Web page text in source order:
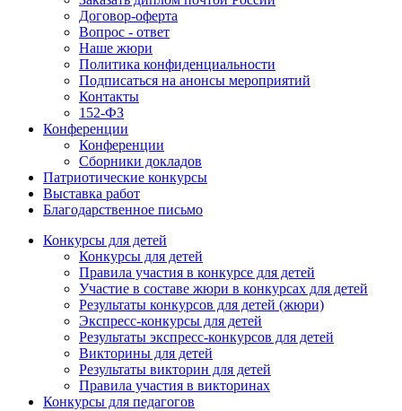
Договор-оферта
Вопрос - ответ
Наше жюри
Политика конфиденциальности
Подписаться на анонсы мероприятий
Контакты
152-ФЗ
Конференции
Конференции
Сборники докладов
Патриотические конкурсы
Выставка работ
Благодарственное письмо
Конкурсы для детей
Конкурсы для детей
Правила участия в конкурсе для детей
Участие в составе жюри в конкурсах для детей
Результаты конкурсов для детей (жюри)
Экспресс-конкурсы для детей
Результаты экспресс-конкурсов для детей
Викторины для детей
Результаты викторин для детей
Правила участия в викторинах
Конкурсы для педагогов